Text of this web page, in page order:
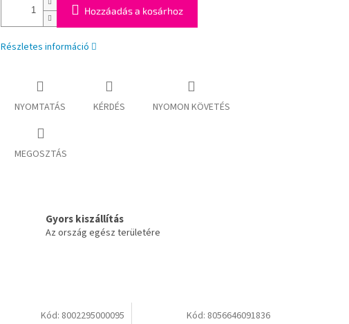
Hozzáadás a kosárhoz
Részletes információ
NYOMTATÁS KÉRDÉS NYOMON KÖVETÉS
MEGOSZTÁS
Gyors kiszállítás
Az ország egész területére
Kód: 8002295000095 Kód: 8056646091836